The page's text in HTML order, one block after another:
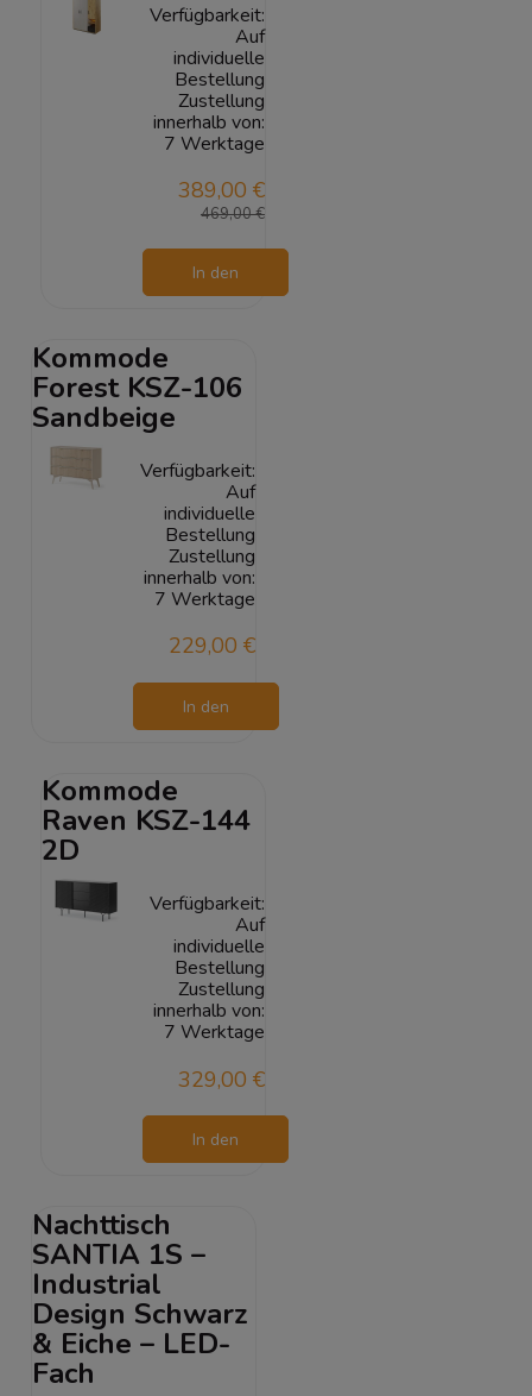
Verfügbarkeit:
Auf
individuelle
Bestellung
Zustellung
innerhalb von:
7 Werktage
389,00 €
469,00 €
In den
Kommode
Forest KSZ-106
Sandbeige
Verfügbarkeit:
Auf
individuelle
Bestellung
Zustellung
innerhalb von:
7 Werktage
229,00 €
In den
Kommode
Raven KSZ-144
2D
Verfügbarkeit:
Auf
individuelle
Bestellung
Zustellung
innerhalb von:
7 Werktage
329,00 €
In den
Nachttisch
SANTIA 1S –
Industrial
Design Schwarz
& Eiche – LED-
Fach